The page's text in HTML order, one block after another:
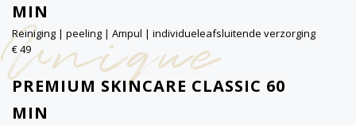
Unique
MIN
Reiniging | peeling | Ampul | individueleafsluitende verzorging
€ 49
PREMIUM SKINCARE CLASSIC 60
MIN